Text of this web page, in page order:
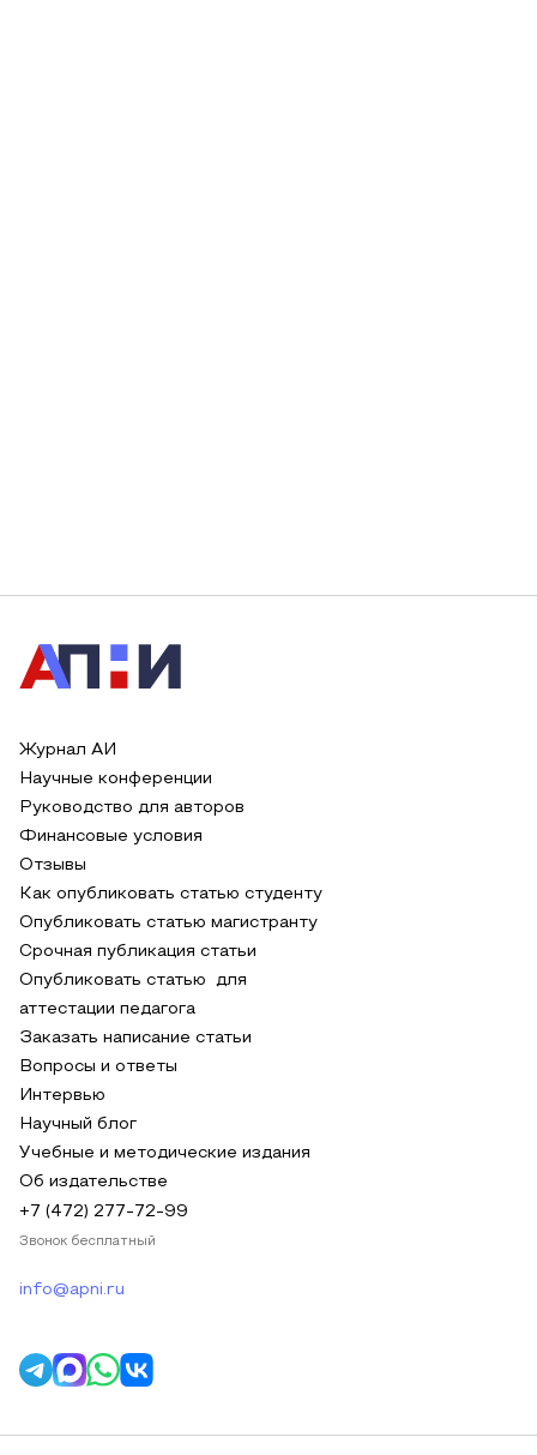
Журнал АИ
Научные конференции
Руководство для авторов
Финансовые условия
Отзывы
Как опубликовать статью студенту
Опубликовать статью магистранту
Срочная публикация статьи
Опубликовать статью для
аттестации педагога
Заказать написание статьи
Вопросы и ответы
Интервью
Научный блог
Учебные и методические издания
Об издательстве
+7 (472) 277-72-99
Звонок бесплатный
info@apni.ru